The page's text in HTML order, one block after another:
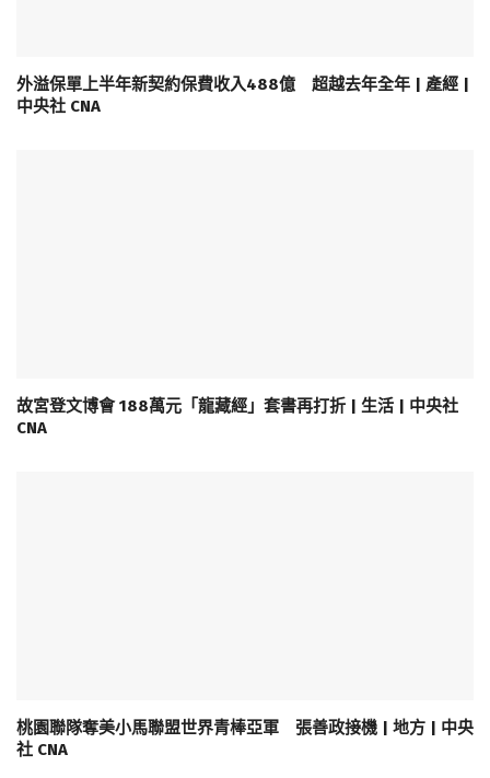
外溢保單上半年新契約保費收入488億 超越去年全年 | 產經 |
中央社 CNA
故宮登文博會 188萬元「龍藏經」套書再打折 | 生活 | 中央社
CNA
桃園聯隊奪美小馬聯盟世界青棒亞軍 張善政接機 | 地方 | 中央
社 CNA